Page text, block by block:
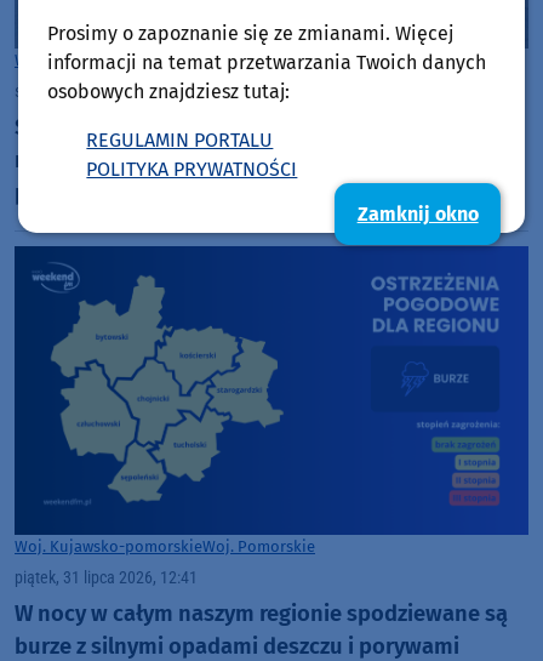
Woj. Kujawsko-pomorskieWoj. Pomorskie
sobota, 1 sierpnia 2026, 08:16
Syreny alarmowe zabrzmią dziś (1.08) w miastach
regionu. To w związku z kolejną rocznicą wybuchu
powstania warszawskiego
Woj. Kujawsko-pomorskieWoj. Pomorskie
piątek, 31 lipca 2026, 12:41
W nocy w całym naszym regionie spodziewane są
burze z silnymi opadami deszczu i porywami
Prosimy o zapoznanie się ze zmianami. Więcej
informacji na temat przetwarzania Twoich danych
osobowych znajdziesz tutaj:
REGULAMIN PORTALU
POLITYKA PRYWATNOŚCI
Zamknij okno